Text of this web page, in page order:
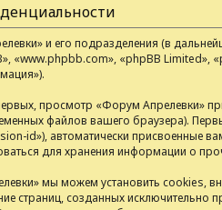
и его подразделения (в
«www.phpbb.com», «phpBB
просмотр «Форум Апрелевки»
файлов вашего браузера).
id»), автоматически присвоенные
для хранения информации о
мы можем установить cookies,
страниц, созданных